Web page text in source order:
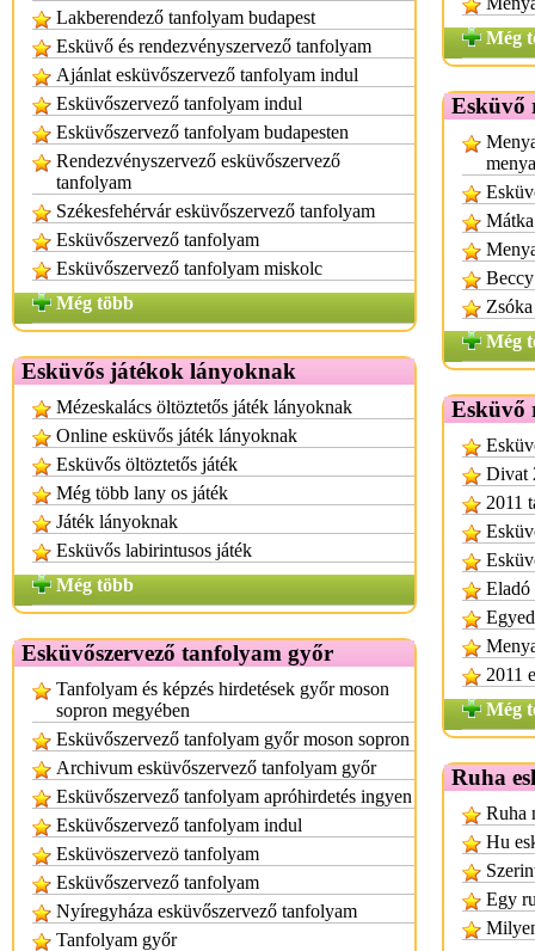
Lakberendező tanfolyam budapest
Esküvő és rendezvényszervező tanfolyam
Ajánlat esküvőszervező tanfolyam indul
Esküvőszervező tanfolyam indul
Esküvőszervező tanfolyam budapesten
Rendezvényszervező esküvőszervező
tanfolyam
Székesfehérvár esküvőszervező tanfolyam
Esküvőszervező tanfolyam
Esküvőszervező tanfolyam miskolc
Még több
Esküvős játékok lányoknak
Mézeskalács öltöztetős játék lányoknak
Online esküvős játék lányoknak
Esküvős öltöztetős játék
Még több lany os játék
Játék lányoknak
Esküvős labirintusos játék
Még több
Esküvőszervező tanfolyam győr
Tanfolyam és képzés hirdetések győr moson
sopron megyében
Esküvőszervező tanfolyam győr moson sopron
Archivum esküvőszervező tanfolyam győr
Esküvőszervező tanfolyam apróhirdetés ingyen
Esküvőszervező tanfolyam indul
Esküvöszervezö tanfolyam
Esküvőszervező tanfolyam
Nyíregyháza esküvőszervező tanfolyam
Tanfolyam győr
Még
Esküvő
Még
Esküvő
Divat
2011
Eladó
2011
Még
Ruha
Ruha
Hu
Egy